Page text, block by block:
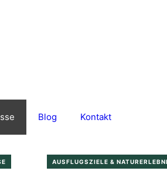
Blog Kontakt
AUSFLUGSZIELE &